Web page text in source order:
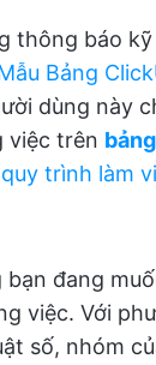
thông báo
Bảng
dùng này
việc trên
quy trình làm
đang
việc. Với
số, nhóm